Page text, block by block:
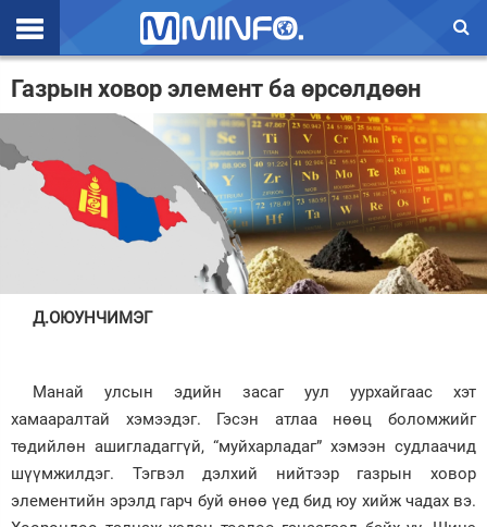
Эхлэл
Валют ханш
Улс төр
Үзэл бодол
Нийгэм
Дэлхий
Энтертайнмэнт
Зурхай
Газрын ховор элемент ба өрсөлдөөн
Д.ОЮУНЧИМЭГ
Манай улсын эдийн засаг уул уурхайгаас хэт
хамааралтай хэмээдэг. Гэсэн атлаа нөөц боломжийг
төдийлөн ашигладаггүй, “муйхарладаг” хэмээн судлаачид
шүүмжилдэг. Тэгвэл дэлхий нийтээр газрын ховор
элементийн эрэлд гарч буй өнөө үед бид юу хийж чадах вэ.